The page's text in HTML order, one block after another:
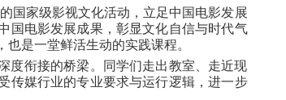
国家级影视文化活动，立足中国电影发展
国电影发展成果，彰显文化自信与时代气
是一堂鲜活生动的实践课程。
度衔接的桥梁。同学们走出教室、走近现
传媒行业的专业要求与运行逻辑，进一步